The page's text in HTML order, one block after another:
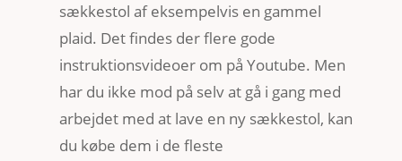
sækkestol af eksempelvis en gammel
plaid. Det findes der flere gode
instruktionsvideoer om på Youtube. Men
har du ikke mod på selv at gå i gang med
arbejdet med at lave en ny sækkestol, kan
du købe dem i de fleste